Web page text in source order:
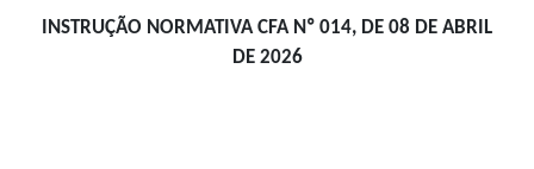
INSTRUÇÃO NORMATIVA CFA Nº 014, DE 08 DE ABRIL
DE 2026